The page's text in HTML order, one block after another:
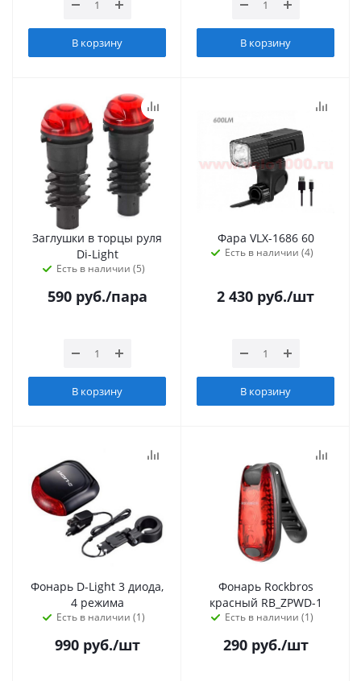
В корзину В корзину
Заглушки в торцы руля
Di-Light
Есть в наличии (5)
590руб./пара
В корзину
Фара VLX-1686 60
Есть в наличии (4)
2 430 руб./шт
В корзину
Фонарь D-Light 3 диода,
4 режима
Есть в наличии (1)
990руб./шт
Фонарь Rockbros
красный RB_ZPWD-1
Есть в наличии (1)
290руб./шт